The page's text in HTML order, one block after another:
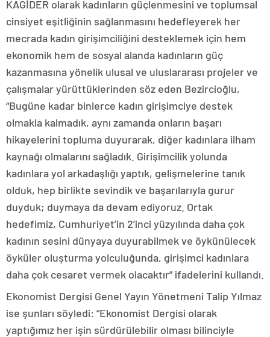
KAGİDER olarak kadınların güçlenmesini ve toplumsal
cinsiyet eşitliğinin sağlanmasını hedefleyerek her
mecrada kadın girişimciliğini desteklemek için hem
ekonomik hem de sosyal alanda kadınların güç
kazanmasına yönelik ulusal ve uluslararası projeler ve
çalışmalar yürüttüklerinden söz eden Bezircioğlu,
“Bugüne kadar binlerce kadın girişimciye destek
olmakla kalmadık, aynı zamanda onların başarı
hikayelerini topluma duyurarak, diğer kadınlara ilham
kaynağı olmalarını sağladık. Girişimcilik yolunda
kadınlara yol arkadaşlığı yaptık, gelişmelerine tanık
olduk, hep birlikte sevindik ve başarılarıyla gurur
duyduk; duymaya da devam ediyoruz. Ortak
hedefimiz, Cumhuriyet’in 2’inci yüzyılında daha çok
kadının sesini dünyaya duyurabilmek ve öykünülecek
öyküler oluşturma yolculuğunda, girişimci kadınlara
daha çok cesaret vermek olacaktır” ifadelerini kullandı.
Ekonomist Dergisi Genel Yayın Yönetmeni Talip Yılmaz
ise şunları söyledi: “Ekonomist Dergisi olarak
yaptığımız her işin sürdürülebilir olması bilinciyle